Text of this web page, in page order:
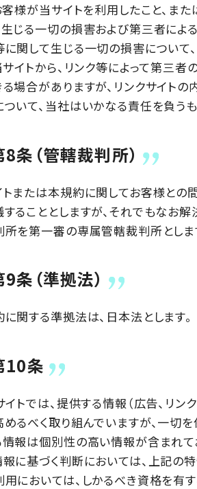
様が当サイトを利用したこと、ま
じる一切の損害および第三者によ
関して生じる一切の損害について
トから、リンク等によって第三者の
場合がありますが、リンクサイト
いて、当社はいかなる責任を負う
条（管轄裁判所）
トまたは本規約に関してお客様との
ることとしますが、それでもなお
を第一審の専属管轄裁判所としま
条（準拠法）
関する準拠法は、日本法とします。
10条
イトでは、提供する情報（広告、リ
るべく取り組んでいますが、一切
報は個別性の高い情報が含まれて
に基づく判断においては、上記の
用においては、しかるべき資格を有